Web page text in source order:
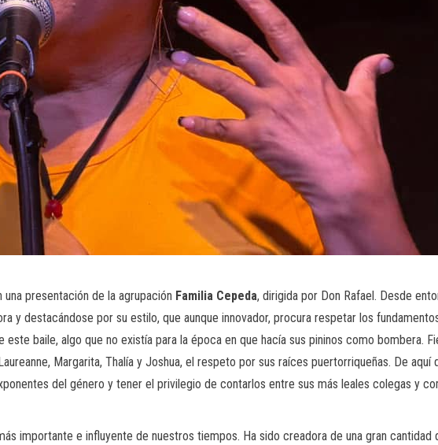
presentación de la agrupación Familia Cepeda, dirigida por Don Rafael. Desde
y destacándose por su estilo, que aunque innovador, procura respetar los
baile, algo que no existía para la época en que hacía sus pininos como bombera.
Margarita, Thalía y Joshua, el respeto por sus raíces puertorriqueñas. De aquí
del género y tener el privilegio de contarlos entre sus más leales colegas y
importante e influyente de nuestros tiempos. Ha sido creadora de una gran cantidad